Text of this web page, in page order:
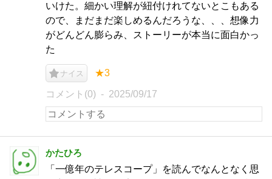
いけた。細かい理解が紐付けれてないとこもある
ので、まだまだ楽しめるんだろうな、、、想像力
がどんどん膨らみ、ストーリーが本当に面白かっ
た
ナイス ★3
コメント(0) 2025/09/17
かたひろ
「一億年のテレスコープ」を読んでなんとなく思